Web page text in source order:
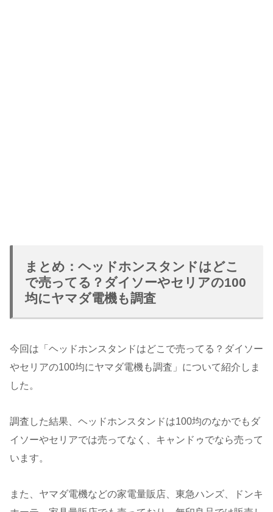
まとめ：ヘッドホンスタンドはどこ
で売ってる？ダイソーやセリアの100
均にヤマダ電機も調査
今回は「ヘッドホンスタンドはどこで売ってる？ダイソー
やセリアの100均にヤマダ電機も調査」について紹介しま
した。
調査した結果、ヘッドホンスタンドは100均のなかでもダ
イソーやセリアでは売ってなく、キャンドゥでなら売って
います。
また、ヤマダ電機などの家電量販店、東急ハンズ、ドンキ